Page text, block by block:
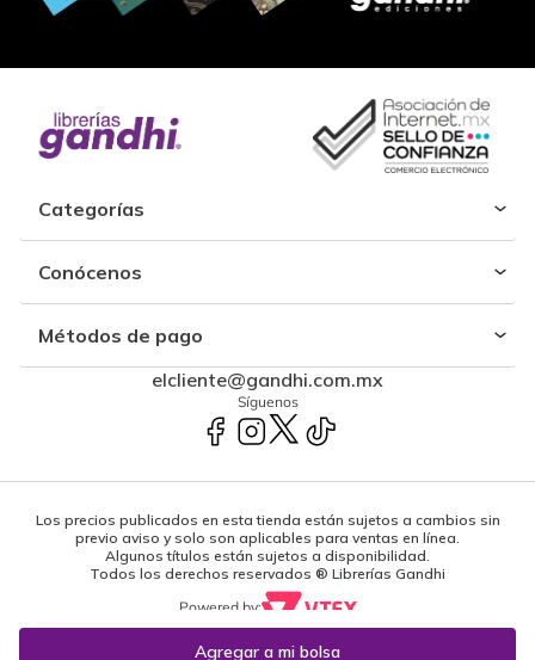
Categorías
Conócenos
Métodos de pago
elcliente@gandhi.com.mx
Síguenos
Los precios publicados en esta tienda están sujetos a cambios sin
previo aviso y solo son aplicables para ventas en línea.
Algunos títulos están sujetos a disponibilidad.
Todos los derechos reservados ® Librerías Gandhi
Powered by: